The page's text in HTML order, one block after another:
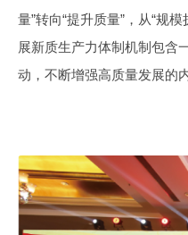
量”转向“提升质量”，从“规
展新质生产力体制机制包含
动，不断增强高质量发展的